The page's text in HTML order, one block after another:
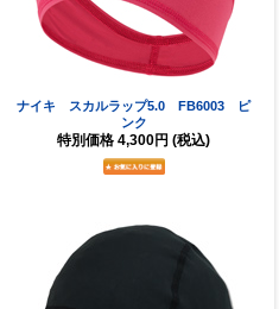
ナイキ スカルラップ5.0 FB6003 ピ
ンク
特別価格 4,300円 (税込)